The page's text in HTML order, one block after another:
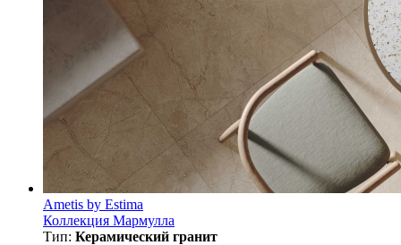
Ametis by Estima
Коллекция Мармулла
Тип: Керамический гранит